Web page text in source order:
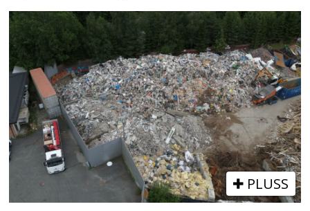
PLUSS